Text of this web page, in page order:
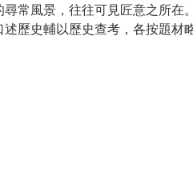
常風景，往往可見匠意之所在
歷史輔以歷史查考，各按題材